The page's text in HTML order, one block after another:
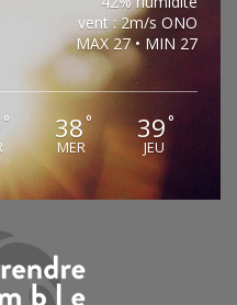
vent : 2m/s ONO
MAX 27 • MIN 27
° 38 °
MER
39°
JEU